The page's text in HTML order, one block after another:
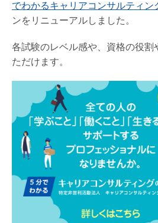
でわかるキャリアコンサルティン
ンをリニューアルしました。
各試験のレベル感や、資格の役割
ただけます。